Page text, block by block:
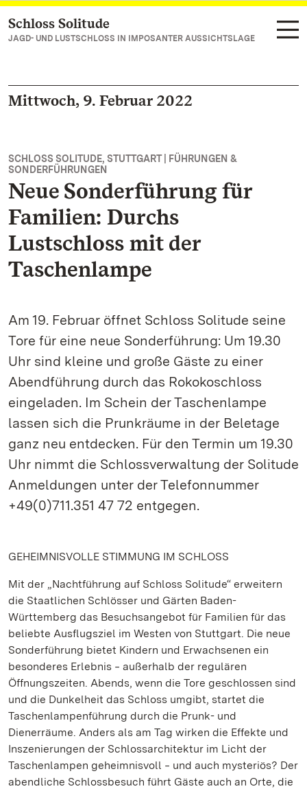
Zum Hauptinhalt springen
Schloss Solitude
JAGD- UND LUSTSCHLOSS IN IMPOSANTER AUSSICHTSLAGE
Mittwoch, 9. Februar 2022
SCHLOSS SOLITUDE, STUTTGART | FÜHRUNGEN &
SONDERFÜHRUNGEN
Neue Sonderführung für
Familien: Durchs
Lustschloss mit der
Taschenlampe
Am 19. Februar öffnet Schloss Solitude seine
Tore für eine neue Sonderführung: Um 19.30
Uhr sind kleine und große Gäste zu einer
Abendführung durch das Rokokoschloss
eingeladen. Im Schein der Taschenlampe
lassen sich die Prunkräume in der Beletage
ganz neu entdecken. Für den Termin um 19.30
Uhr nimmt die Schlossverwaltung der Solitude
Anmeldungen unter der Telefonnummer
+49(0)711.351 47 72 entgegen.
GEHEIMNISVOLLE STIMMUNG IM SCHLOSS
Mit der „Nachtführung auf Schloss Solitude“ erweitern
die Staatlichen Schlösser und Gärten Baden-
Württemberg das Besuchsangebot für Familien für das
beliebte Ausflugsziel im Westen von Stuttgart. Die neue
Sonderführung bietet Kindern und Erwachsenen ein
besonderes Erlebnis ‒ außerhalb der regulären
Öffnungszeiten. Abends, wenn die Tore geschlossen sind
und die Dunkelheit das Schloss umgibt, startet die
Taschenlampenführung durch die Prunk- und
Dienerräume. Anders als am Tag wirken die Effekte und
Inszenierungen der Schlossarchitektur im Licht der
Taschenlampen geheimnisvoll ‒ und auch mysteriös? Der
abendliche Schlossbesuch führt Gäste auch an Orte, die